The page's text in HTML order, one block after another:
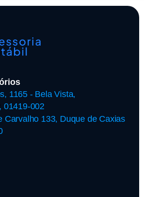
1165 - Bela Vista,
01419-002
Carvalho 133, Duque de Caxias